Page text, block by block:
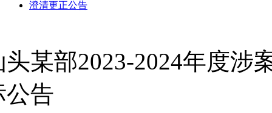
澄清更正公告
头某部2023-2024年度涉
公告